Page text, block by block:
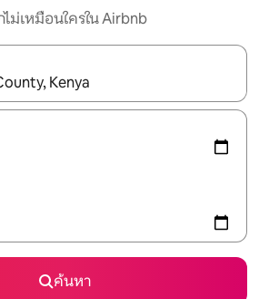
เหมือนใครใน Airbnb
ช้การสัมผัสหรือปัด เพื่อสำรวจผลการค้นหา
ค้นหา